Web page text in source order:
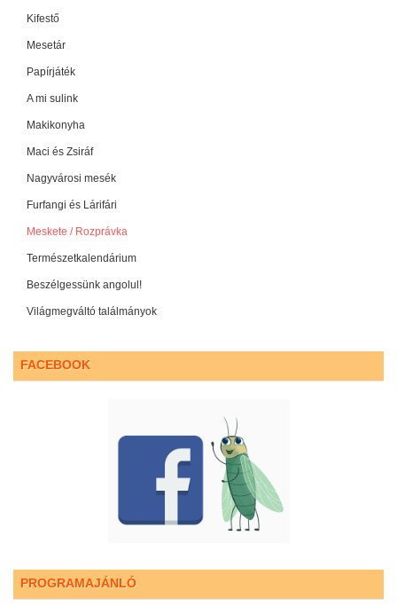
Kifestő
Mesetár
Papírjáték
A mi sulink
Makikonyha
Maci és Zsiráf
Nagyvárosi mesék
Furfangi és Lárifári
Meskete / Rozprávka
Természetkalendárium
Beszélgessünk angolul!
Világmegváltó találmányok
FACEBOOK
PROGRAMAJÁNLÓ